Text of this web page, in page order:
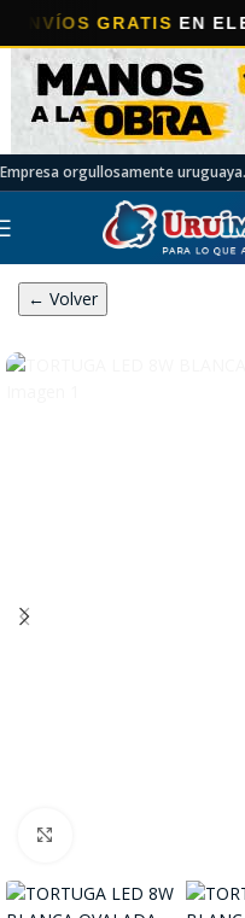
GRATISEN
Empresa orgullosamente uruguaya.
← Volver